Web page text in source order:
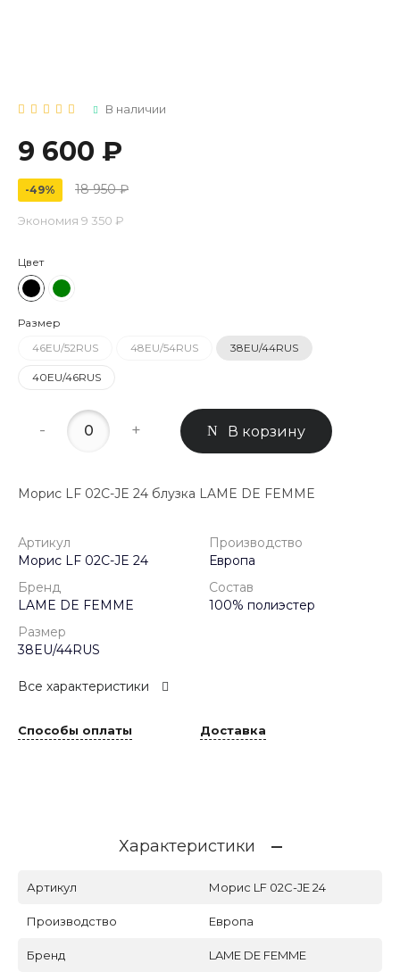
В наличии
9 600 ₽
-49% 18 950 ₽
Экономия 9 350 ₽
Цвет
Размер
46EU/52RUS
48EU/54RUS 38EU/44RUS
40EU/46RUS
- + В корзину
Морис LF 02C-JE 24 блузка LAME DE FEMME
Артикул
Морис LF 02C-JE 24
Производство
Европа
Бренд
LAME DE FEMME
Состав
100% полиэстер
Размер
38EU/44RUS
Все характеристики
Способы оплаты Доставка
Характеристики
Артикул Морис LF 02C-JE 24
Производство Европа
Бренд LAME DE FEMME